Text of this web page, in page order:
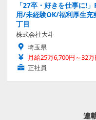
「27卒・好きを仕事に!
用/未経験OK/福利厚生
丁目
株式会社大斗
埼玉県
月給25万6,700円～32万
正社員
連